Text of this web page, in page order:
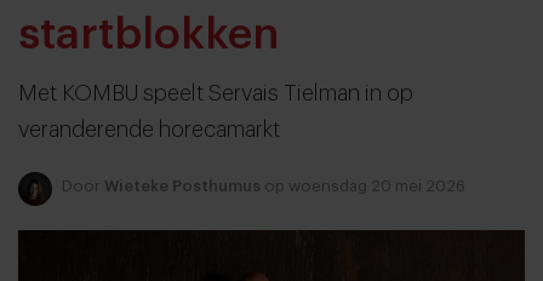
startblokken
Met KOMBU speelt Servais Tielman in op
veranderende horecamarkt
Door Wieteke Posthumus op woensdag 20 mei 2026